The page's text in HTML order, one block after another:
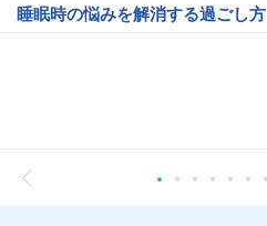
睡眠時の悩みを解消する過ごし方